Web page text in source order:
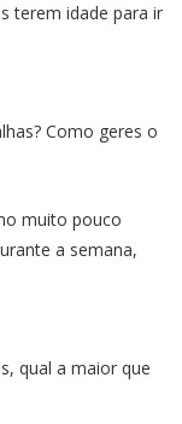
terem idade para ir
Como geres o
muito pouco
a semana,
qual a maior que